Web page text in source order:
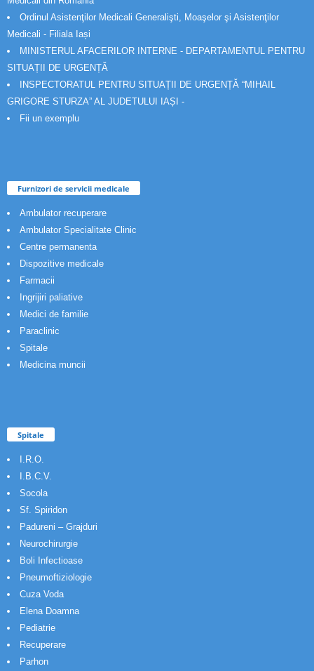
Ordinul Asistenţilor Medicali Generalişti, Moaşelor şi Asistenţilor
Medicali - Filiala Iași
MINISTERUL AFACERILOR INTERNE - DEPARTAMENTUL PENTRU
SITUAȚII DE URGENȚĂ
INSPECTORATUL PENTRU SITUAȚII DE URGENȚĂ “MIHAIL
GRIGORE STURZA” AL JUDETULUI IAȘI -
Fii un exemplu
Furnizori de servicii medicale
Ambulator recuperare
Ambulator Specialitate Clinic
Centre permanenta
Dispozitive medicale
Farmacii
Ingrijiri paliative
Medici de familie
Paraclinic
Spitale
Medicina muncii
Spitale
I.R.O.
I.B.C.V.
Socola
Sf. Spiridon
Padureni – Grajduri
Neurochirurgie
Boli Infectioase
Pneumoftiziologie
Cuza Voda
Elena Doamna
Pediatrie
Recuperare
Parhon